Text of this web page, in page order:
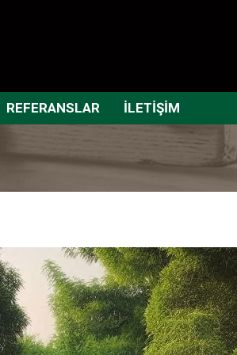
REFERANSLAR İLETİŞİM